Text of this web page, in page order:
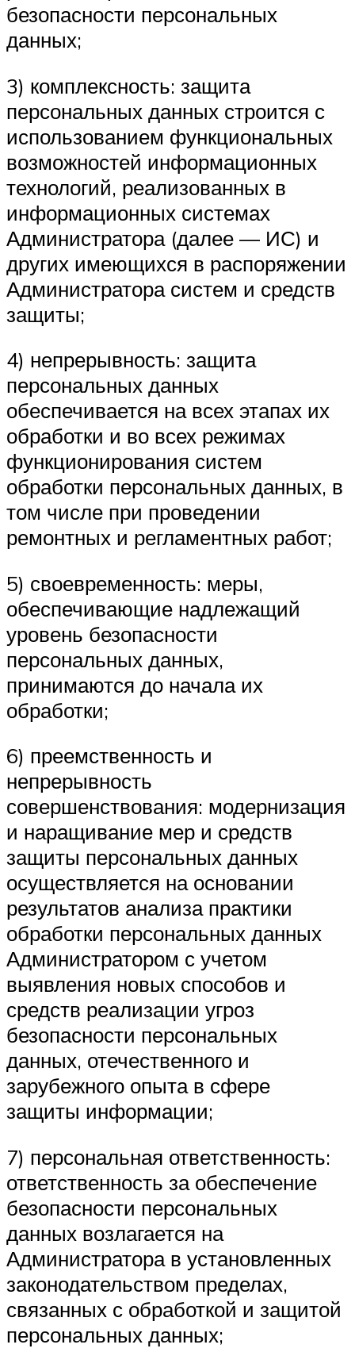
безопасности персональных
данных;
3) комплексность: защита
персональных данных строится с
использованием функциональных
возможностей информационных
технологий, реализованных в
информационных системах
Администратора (далее — ИС) и
других имеющихся в распоряжении
Администратора систем и средств
защиты;
4) непрерывность: защита
персональных данных
обеспечивается на всех этапах их
обработки и во всех режимах
функционирования систем
обработки персональных данных, в
том числе при проведении
ремонтных и регламентных работ;
5) своевременность: меры,
обеспечивающие надлежащий
уровень безопасности
персональных данных,
принимаются до начала их
обработки;
6) преемственность и
непрерывность
совершенствования: модернизация
и наращивание мер и средств
защиты персональных данных
осуществляется на основании
результатов анализа практики
обработки персональных данных
Администратором с учетом
выявления новых способов и
средств реализации угроз
безопасности персональных
данных, отечественного и
зарубежного опыта в сфере
защиты информации;
7) персональная ответственность:
ответственность за обеспечение
безопасности персональных
данных возлагается на
Администратора в установленных
законодательством пределах,
связанных с обработкой и защитой
персональных данных;